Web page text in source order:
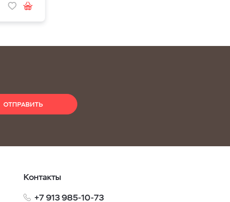
ОТПРАВИТЬ
Контакты
+7 913 985-10-73